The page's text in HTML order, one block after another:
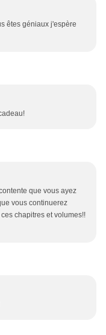
êtes géniaux j'espère
que vous ayez
vous continuerez
chapitres et volumes!!